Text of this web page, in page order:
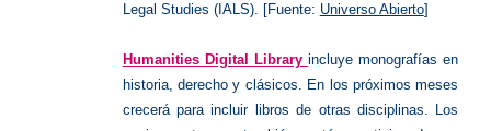
Legal Studies (IALS). [Fuente: Universo Abierto]
Humanities Digital Libraryincluye monografías en
historia, derecho y clásicos. En los próximos meses
crecerá para incluir libros de otras disciplinas. Los